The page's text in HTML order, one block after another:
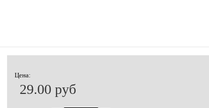
Цена:
29.00 руб